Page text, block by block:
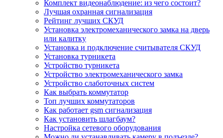
Комплект видеонаблюдение: из чего состоит?
Лучшая охранная сигнализация
Рейтинг лучших СКУД
Установка электромеханического замка на дверь
или калитку
Установка и подключение считывателя СКУД
Установка турникета
Устройство турникета
Устройство электромеханического замка
Устройство слаботочных систем
Как выбрать коммутатор
Топ лучших коммутаторов
Как работает gsm сигнализация
Как установить шлагбаум?
Настройка сетевого оборудования